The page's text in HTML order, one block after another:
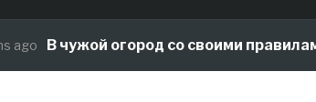
чужой огород со своими правилами,